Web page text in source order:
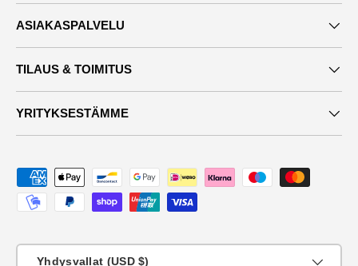
ASIAKASPALVELU
TILAUS & TOIMITUS
YRITYKSESTÄMME
Maksutavat
Yhdysvallat (USD $)